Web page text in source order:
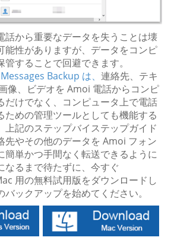
話から重要なデータを失うことは壊
能性がありますが、データをコンピ
することで回避できます。
Backup は、 連絡先、テキ
像、ビデオを Amoi 電話からコンピ
だけでなく、コンピュータ上で電話
ための管理ツールとしても機能する
上記のステップバイステップガイド
先やその他のデータを Amoi フォン
簡単かつ手間なく転送できるように
なるまで待たずに、今すぐ
用の無料試用版をダウンロードし
ックアップを始めてください。